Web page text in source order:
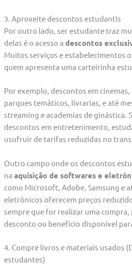
3. Aproveite descontos estudantis
Por outro lado, ser estudante traz
delas é o acesso a descontos
Muitos serviços e estabelecimentos
quem apresenta uma carteirinha
Por exemplo, descontos em
parques temáticos, livrarias, e até
streaming e academias de ginástica.
descontos em entretenimento,
usufruir de tarifas reduzidas no
Outro campo onde os descontos
na aquisição de softwares e
como Microsoft, Adobe, Samsung e
eletrônicos oferecem preços
sempre que for realizar uma compra,
desconto ou benefício disponível
4. Compre livros e materiais usados
estudantes)